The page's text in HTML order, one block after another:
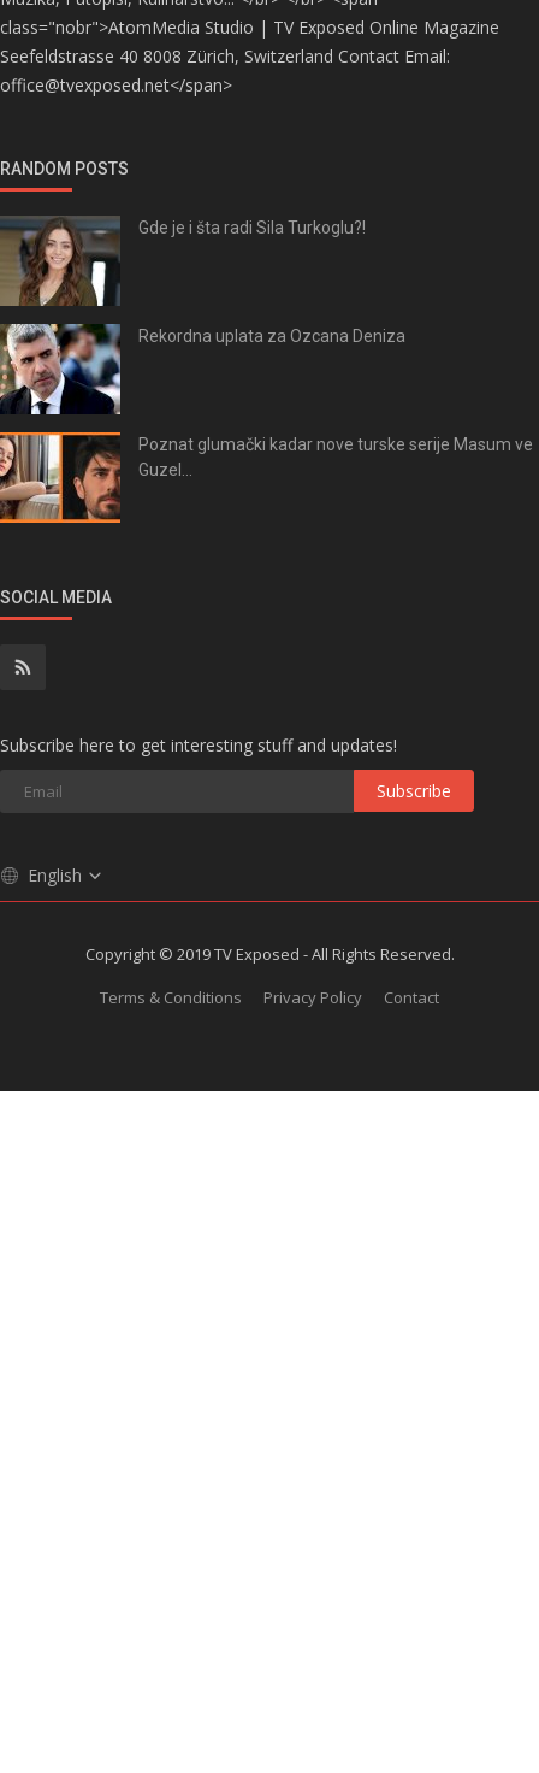
class="nobr">AtomMedia Studio | TV Exposed Online Magazine
Seefeldstrasse 40 8008 Zürich, Switzerland Contact Email:
office@tvexposed.net</span>
RANDOM POSTS
Gde je i šta radi Sila Turkoglu?!
Rekordna uplata za Ozcana Deniza
Poznat glumački kadar nove turske serije Masum ve
Guzel...
SOCIAL MEDIA
Subscribe here to get interesting stuff and updates!
Subscribe
English
Copyright © 2019 TV Exposed - All Rights Reserved.
Terms & Conditions
Privacy Policy Contact